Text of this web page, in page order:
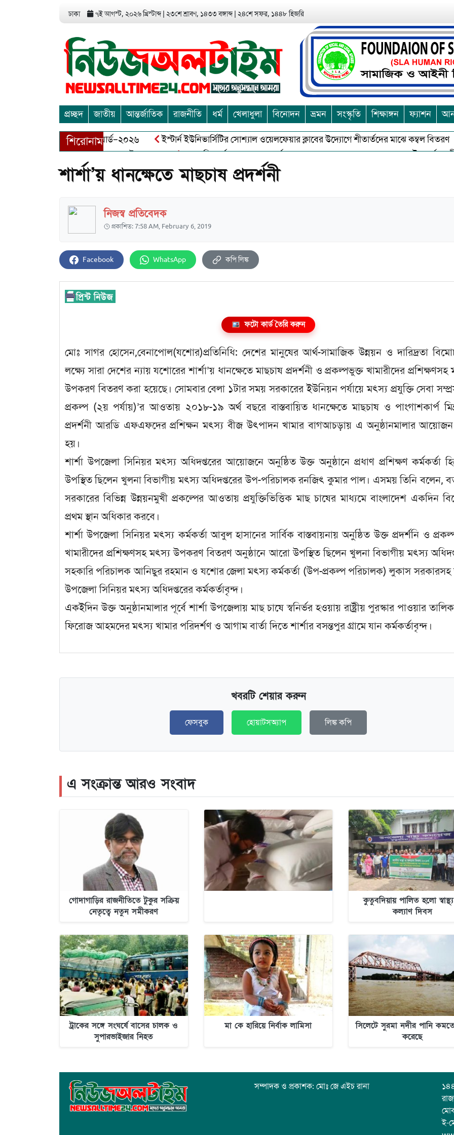
ঢাকা ৭ই আগস্ট, ২০২৬ খ্রিস্টাব্দ ২৩শে শ্রাবণ, ১৪৩৩ বঙ্গাব্দ ২৪শে সফর, ১৪৪৮ হিজরি
প্রচ্ছদ জাতীয় আন্তর্জাতিক রাজনীতি ধর্ম খেলাধুলা বিনোদন ভ্রমন সংস্কৃতি শিক্ষাঙ্গন ফ্যাশন
শিরোনাম
এন্ড এন্ট্রাপ্রেনিয়র অ্যাওয়ার্ড–২০২৬ ইস্টার্ন ইউনিভার্সিটির সোশ্যাল ওয়েলফেয়ার ক্লাবের উদ্যোগে শীতার্তদের মাঝে কম্বল বিতরণ
বীর মুক্তিযোদ্ধা আব্দুল খালেক এর ইন্তেকাল
আত্মশুদ্ধি অর্জন ও অশুভকে বর্জন করে সত্য,সুন্দরকে বরনে কলাপাড়ায় বৌদ্ধ
শার্শা’য় ধানক্ষেতে মাছচাষ প্রদর্শনী
নিজস্ব প্রতিবেদক
প্রকাশিত: 7:58 AM, February 6, 2019
Facebook WhatsApp কপি লিঙ্ক
ফটো কার্ড তৈরি করুন
মোঃ সাগর হোসেন,বেনাপোল(যশোর)প্রতিনিধি: দেশের মানুষের আর্থ-সামাজিক উন্নয়ন ও দারিদ্রতা
লক্ষ্যে সারা দেশের ন্যায় যশোরের শার্শা’য় ধানক্ষেতে মাছচাষ প্রদর্শনী ও প্রকল্পভুক্ত খামারীদের প্রশিক্ষণসহ
উপকরণ বিতরণ করা হয়েছে। সোমবার বেলা ১টার সময় সরকারের ইউনিয়ন পর্যায়ে মৎস্য প্রযুক্তি সেবা
প্রকল্প (২য় পর্যায়)’র আওতায় ২০১৮-১৯ অর্থ বছরে বাস্তবায়িত ধানক্ষেতে মাছচাষ ও পাংগাশকার্প
প্রদর্শনী আরডি এফএফদের প্রশিক্ষন মৎস্য বীজ উৎপাদন খামার বাগআচড়ায় এ অনুষ্ঠানমালার
হয়।
শার্শা উপজেলা সিনিয়র মৎস্য অধিদপ্তরের আয়োজনে অনুষ্ঠিত উক্ত অনুষ্ঠানে প্রধাণ প্রশিক্ষণ কর্মকর্তা
উপস্থিত ছিলেন খুলনা বিভাগীয় মৎস্য অধিদপ্তরের উপ-পরিচালক রনজিৎ কুমার পাল। এসময় তিনি বলেন,
সরকারের বিভিন্ন উন্নয়নমুখী প্রকল্পের আওতায় প্রযুক্তিভিত্তিক মাছ চাষের মাধ্যমে বাংলাদেশ একদিন
প্রথম স্থান অধিকার করবে।
শার্শা উপজেলা সিনিয়র মৎস্য কর্মকর্তা আবুল হাসানের সার্বিক বাস্তবায়নায় অনুষ্ঠিত উক্ত প্রদর্শনি ও
খামারীদের প্রশিক্ষণসহ মৎস্য উপকরণ বিতরণ অনুষ্ঠানে আরো উপস্থিত ছিলেন খুলনা বিভাগীয় মৎস্য
সহকারি পরিচালক আনিছুর রহমান ও যশোর জেলা মৎস্য কর্মকর্তা (উপ-প্রকল্প পরিচালক) লুকাস সরকারসহ
উপজেলা সিনিয়র মৎস্য অধিদপ্তরের কর্মকর্তাবৃন্দ।
একইদিন উক্ত অনুষ্ঠানমালার পূর্বে শার্শা উপজেলায় মাছ চাষে স্বনির্ভর হওয়ায় রাষ্ট্রীয় পুরস্কার পাওয়ার
ফিরোজ আহমদের মৎস্য খামার পরিদর্শণ ও আগাম বার্তা দিতে শার্শার বসন্তপুর গ্রামে যান কর্মকর্তাবৃন্দ।
খবরটি শেয়ার করুন
ফেসবুক হোয়াটসঅ্যাপ লিঙ্ক কপি
এ সংক্রান্ত আরও সংবাদ
গোদাগাড়ির রাজনীতিতে টুকুর সক্রিয়
নেতৃত্বে নতুন সমীকরণ
কুতুবদিয়ায় পালিত হলো
কল্যাণ দিবস
ট্রাকের সঙ্গে সংঘর্ষে বাসের চালক ও
সুপারভাইজার নিহত
মা কে হারিয়ে নির্বাক লামিসা
সিলেটে সুরমা নদীর পানি
করেছে
সম্পাদক ও প্রকাশক: মোঃ জে এইচ রানা
ই-